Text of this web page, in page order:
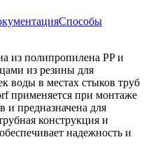
Способы
из полипропилена PP и
из резины для
воды в местах стыков труб
применяется при монтаже
и предназначена для
конструкция и
надежность и